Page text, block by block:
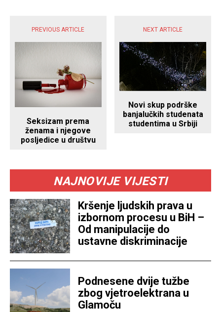
PREVIOUS ARTICLE
Seksizam prema
ženama i njegove
posljedice u društvu
NEXT ARTICLE
Novi skup podrške
banjalučkih studenata
studentima u Srbiji
NAJNOVIJE VIJESTI
Kršenje ljudskih prava u
izbornom procesu u BiH –
Od manipulacije do
ustavne diskriminacije
Podnesene dvije tužbe
zbog vjetroelektrana u
Glamoču